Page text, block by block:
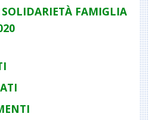
FAMIGLIA